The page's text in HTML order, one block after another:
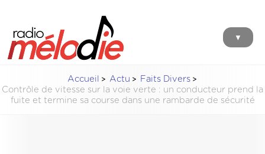
▼
Accueil Actu
Faits Divers
Contrôle de vitesse sur la voie verte : un conducteur prend la
fuite et termine sa course dans une rambarde de sécurité